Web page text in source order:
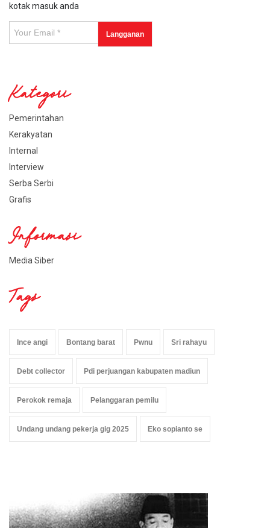
kotak masuk anda
Kategori
Pemerintahan
Kerakyatan
Internal
Interview
Serba Serbi
Grafis
Informasi
Media Siber
Tags
Ince angi Bontang barat Pwnu Sri rahayu
Debt collector Pdi perjuangan kabupaten madiun
Perokok remaja Pelanggaran pemilu
Undang undang pekerja gig 2025 Eko sopianto se